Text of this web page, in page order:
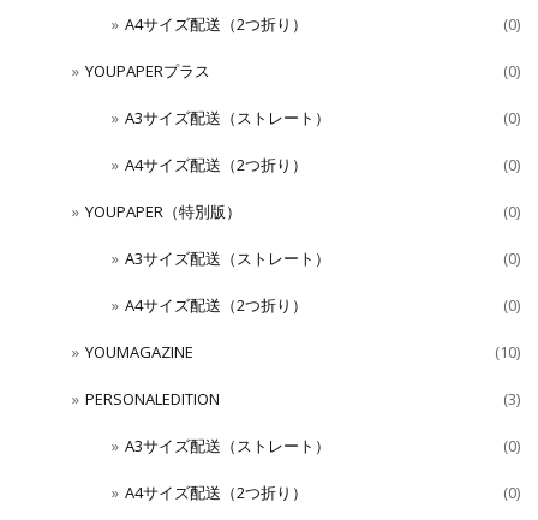
A4サイズ配送（2つ折り） (0)
YOUPAPERプラス (0)
A3サイズ配送（ストレート） (0)
A4サイズ配送（2つ折り） (0)
YOUPAPER（特別版） (0)
A3サイズ配送（ストレート） (0)
A4サイズ配送（2つ折り） (0)
YOUMAGAZINE (10)
PERSONALEDITION (3)
A3サイズ配送（ストレート） (0)
A4サイズ配送（2つ折り） (0)